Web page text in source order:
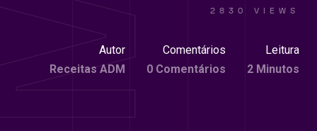
2830 VIEWS
Autor
Receitas ADM
Comentários
0 Comentários
Leitura
2 Minutos